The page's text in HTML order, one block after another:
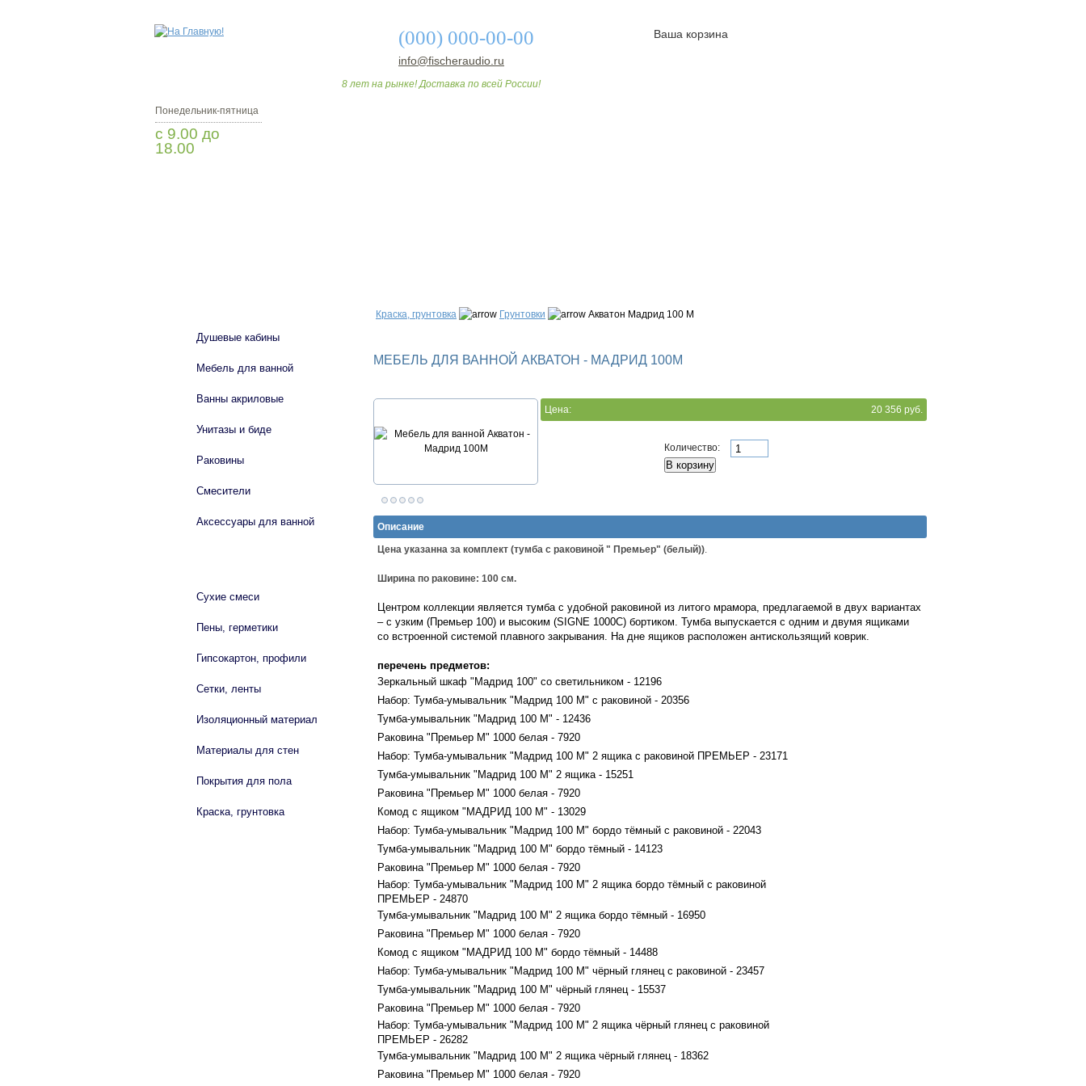
(000) 000-00-00
info@fischeraudio.ru
8 лет на рынке! Доставка по всей России!
Ваша корзина
Понедельник-пятница
с 9.00 до
18.00
Краска, грунтовка Грунтовки Акватон Мадрид 100 М
МЕБЕЛЬ ДЛЯ ВАННОЙ АКВАТОН - МАДРИД 100М
Цена: 20 356 руб.
Количество:
Описание
Цена указанна за комплект (тумба с раковиной " Премьер" (белый)).
Ширина по раковине: 100 см.
Центром коллекции является тумба с удобной раковиной из литого мрамора, предлагаемой в двух вариантах
– с узким (Премьер 100) и высоким (SIGNE 1000С) бортиком. Тумба выпускается с одним и двумя ящиками
со встроенной системой плавного закрывания. На дне ящиков расположен антискользящий коврик.
перечень предметов:
Зеркальный шкаф "Мадрид 100" со светильником - 12196
Набор: Тумба-умывальник "Мадрид 100 М" с раковиной - 20356
Тумба-умывальник "Мадрид 100 М" - 12436
Раковина "Премьер М" 1000 белая - 7920
Набор: Тумба-умывальник "Мадрид 100 М" 2 ящика с раковиной ПРЕМЬЕР - 23171
Тумба-умывальник "Мадрид 100 М" 2 ящика - 15251
Раковина "Премьер М" 1000 белая - 7920
Комод с ящиком "МАДРИД 100 М" - 13029
Набор: Тумба-умывальник "Мадрид 100 М" бордо тёмный с раковиной - 22043
Тумба-умывальник "Мадрид 100 М" бордо тёмный - 14123
Раковина "Премьер М" 1000 белая - 7920
Набор: Тумба-умывальник "Мадрид 100 М" 2 ящика бордо тёмный с раковиной
ПРЕМЬЕР - 24870
Тумба-умывальник "Мадрид 100 М" 2 ящика бордо тёмный - 16950
Раковина "Премьер М" 1000 белая - 7920
Комод с ящиком "МАДРИД 100 М" бордо тёмный - 14488
Набор: Тумба-умывальник "Мадрид 100 М" чёрный глянец с раковиной - 23457
Тумба-умывальник "Мадрид 100 М" чёрный глянец - 15537
Раковина "Премьер М" 1000 белая - 7920
Набор: Тумба-умывальник "Мадрид 100 М" 2 ящика чёрный глянец с раковиной
ПРЕМЬЕР - 26282
Тумба-умывальник "Мадрид 100 М" 2 ящика чёрный глянец - 18362
Раковина "Премьер М" 1000 белая - 7920
Душевые кабины
Мебель для ванной
Ванны акриловые
Унитазы и биде
Раковины
Смесители
Аксессуары для ванной
Сухие смеси
Пены, герметики
Гипсокартон, профили
Сетки, ленты
Изоляционный материал
Материалы для стен
Покрытия для пола
Краска, грунтовка